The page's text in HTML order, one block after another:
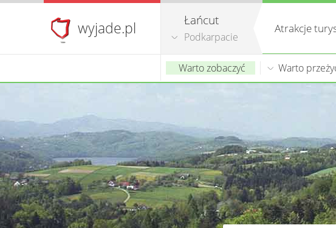
wyjade.pl Łańcut
Podkarpacie
Atrakcje
Warto zobaczyć Warto